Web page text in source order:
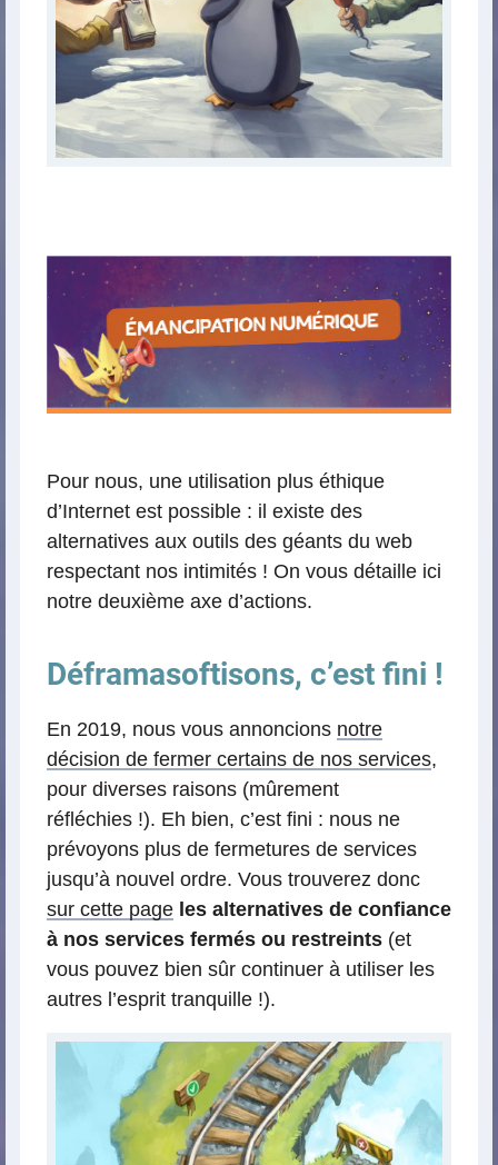
Pour nous, une utilisation plus éthique
d’Internet est possible : il existe des
alternatives aux outils des géants du web
respectant nos intimités ! On vous détaille ici
notre deuxième axe d’actions.
Déframasoftisons, c’est fini !
En 2019, nous vous annoncions notre
décision de fermer certains de nos services,
pour diverses raisons (mûrement
réfléchies !). Eh bien, c’est fini : nous ne
prévoyons plus de fermetures de services
jusqu’à nouvel ordre. Vous trouverez donc
sur cette page les alternatives de confiance
à nos services fermés ou restreints (et
vous pouvez bien sûr continuer à utiliser les
autres l’esprit tranquille !).